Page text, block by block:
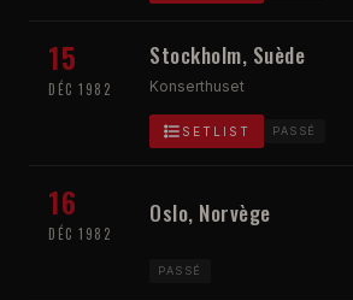
15
DÉC 1982
Stockholm, Suède
Konserthuset
SETLIST PASSÉ
16
DÉC 1982
Oslo, Norvège
PASSÉ